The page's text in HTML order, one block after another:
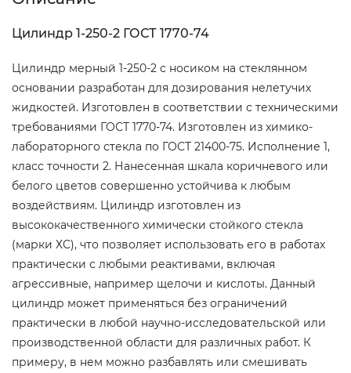
Цилиндр 1-250-2 ГОСТ 1770-74
Цилиндр мерный 1-250-2 с носиком на стеклянном
основании разработан для дозирования нелетучих
жидкостей. Изготовлен в соответствии с техническими
требованиями ГОСТ 1770-74. Изготовлен из химико-
лабораторного стекла по ГОСТ 21400-75. Исполнение 1,
класс точности 2. Нанесенная шкала коричневого или
белого цветов совершенно устойчива к любым
воздействиям. Цилиндр изготовлен из
высококачественного химически стойкого стекла
(марки ХС), что позволяет использовать его в работах
практически с любыми реактивами, включая
агрессивные, например щелочи и кислоты. Данный
цилиндр может применяться без ограничений
практически в любой научно-исследовательской или
производственной области для различных работ. К
примеру, в нем можно разбавлять или смешивать